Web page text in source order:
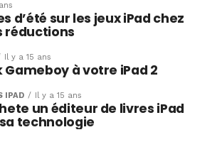
d’été sur les jeux iPad chez
réductions
Il y a 15 ans
à votre iPad 2
IPAD Il y a 15 ans
un éditeur de livres iPad
technologie